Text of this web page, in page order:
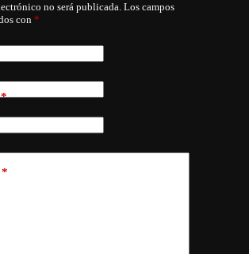
no será publicada. Los campos
con *
*